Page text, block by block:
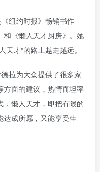
纽约时报》畅销书作
和《懒人天才厨房》。她
才”的路上越走越远。
拉为大众提供了很多家
方面的建议，热情而坦率
：懒人天才，即把有限的
达成所愿，又能享受生